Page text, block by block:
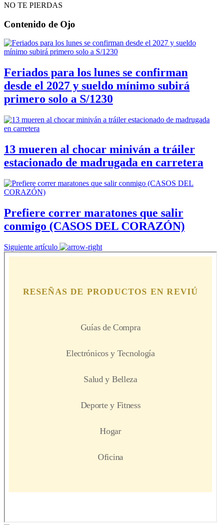
NO TE PIERDAS
Contenido de Ojo
Feriados para los lunes se confirman
desde el 2027 y sueldo mínimo subirá
primero solo a S/1230
13 mueren al chocar miniván a tráiler
estacionado de madrugada en carretera
Prefiere correr maratones que salir
conmigo (CASOS DEL CORAZÓN)
Siguiente artículo